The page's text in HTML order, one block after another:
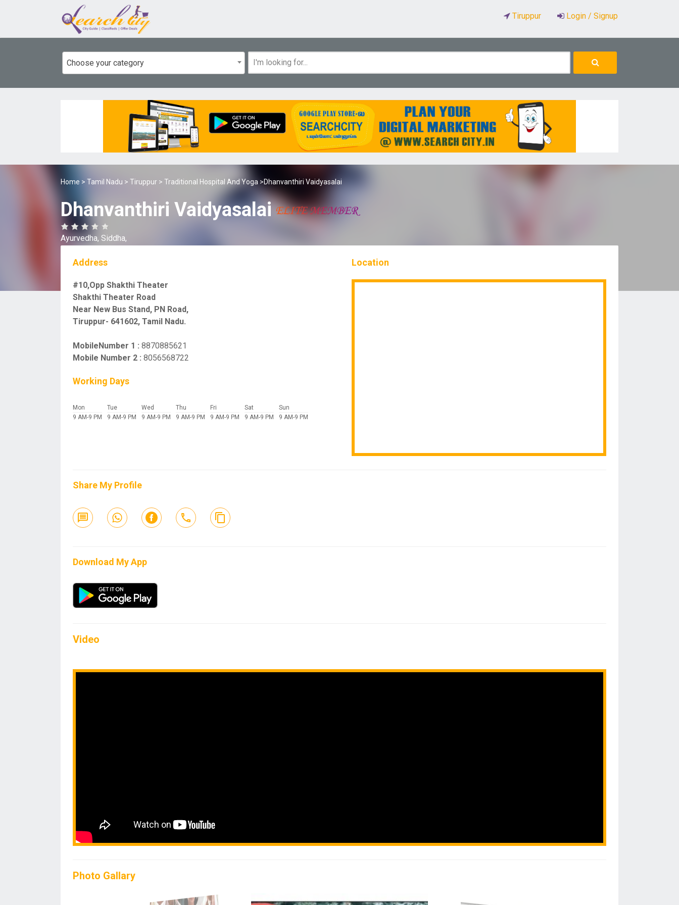
Tiruppur Login / Signup
Choose your category
Home > Tamil Nadu > Tiruppur > Traditional Hospital And Yoga >Dhanvanthiri Vaidyasalai
Dhanvanthiri Vaidyasalai
Ayurvedha, Siddha,
Address
#10,Opp Shakthi Theater
Shakthi Theater Road
Near New Bus Stand, PN Road,
Tiruppur- 641602, Tamil Nadu.
MobileNumber 1 : 8870885621
Mobile Number 2 : 8056568722
Working Days
Mon
9 AM-9 PM
Tue
9 AM-9 PM
Wed
9 AM-9 PM
Thu
9 AM-9 PM
Fri
9 AM-9 PM
Sat
9 AM-9 PM
Sun
9 AM-9 PM
Location
Share My Profile
Download My App
Video
Photo Gallary